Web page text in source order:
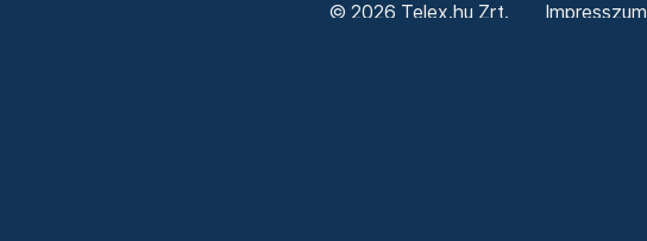
© 2026 Telex.hu Zrt. Impresszum